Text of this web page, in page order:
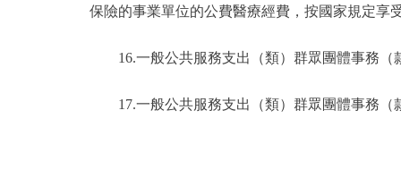
保險的事業單位的公費醫療經費，按國家規定享
16.一般公共服務支出（類）群眾團體事務
17.一般公共服務支出（類）群眾團體事務